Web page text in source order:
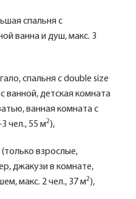
спальня с
ванна и душ, макс. 3
спальня с double size
ванной, детская комната
ванная комната с
чел., 55 м2),
(только взрослые,
джакузи в комнате,
макс. 2 чел., 37 м2),